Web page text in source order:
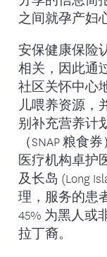
之间就孕产妇
安保健康保险
相关，因此通
社区关怀中心
儿喂养资源，
别补充营养计
（SNAP 粮食
医疗机构卓护
及长岛 (Long
理，服务的患
45% 为黑人或
拉丁裔。